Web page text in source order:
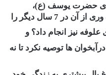
ی حضرت یوسف (ع)،
نیز انجام داد؟ و
ها توصیه نکرد تا نه